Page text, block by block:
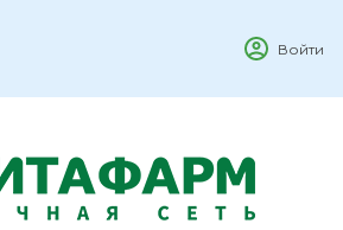
Войти